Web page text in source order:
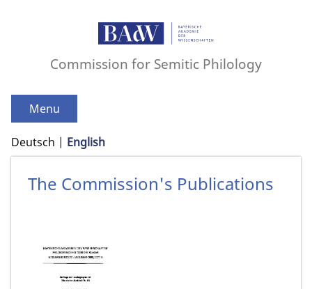
Commission for Semitic Philology
Menu
Deutsch English
The Commission's Publications